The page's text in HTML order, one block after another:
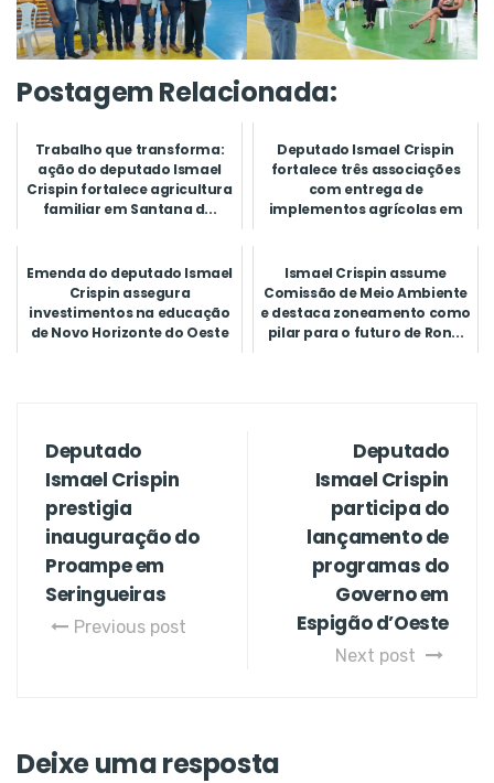
Postagem Relacionada:
Trabalho que transforma:
ação do deputado Ismael
Crispin fortalece agricultura
familiar em Santana d...
Deputado Ismael Crispin
fortalece três associações
com entrega de
implementos agrícolas em
Emenda do deputado Ismael
Crispin assegura
investimentos na educação
de Novo Horizonte do Oeste
Ismael Crispin assume
Comissão de Meio Ambiente
e destaca zoneamento como
pilar para o futuro de Ron...
Deputado
Ismael Crispin
prestigia
inauguração do
Proampe em
Seringueiras
Previous post
Deputado
Ismael Crispin
participa do
lançamento de
programas do
Governo em
Espigão d’Oeste
Next post
Deixe uma resposta